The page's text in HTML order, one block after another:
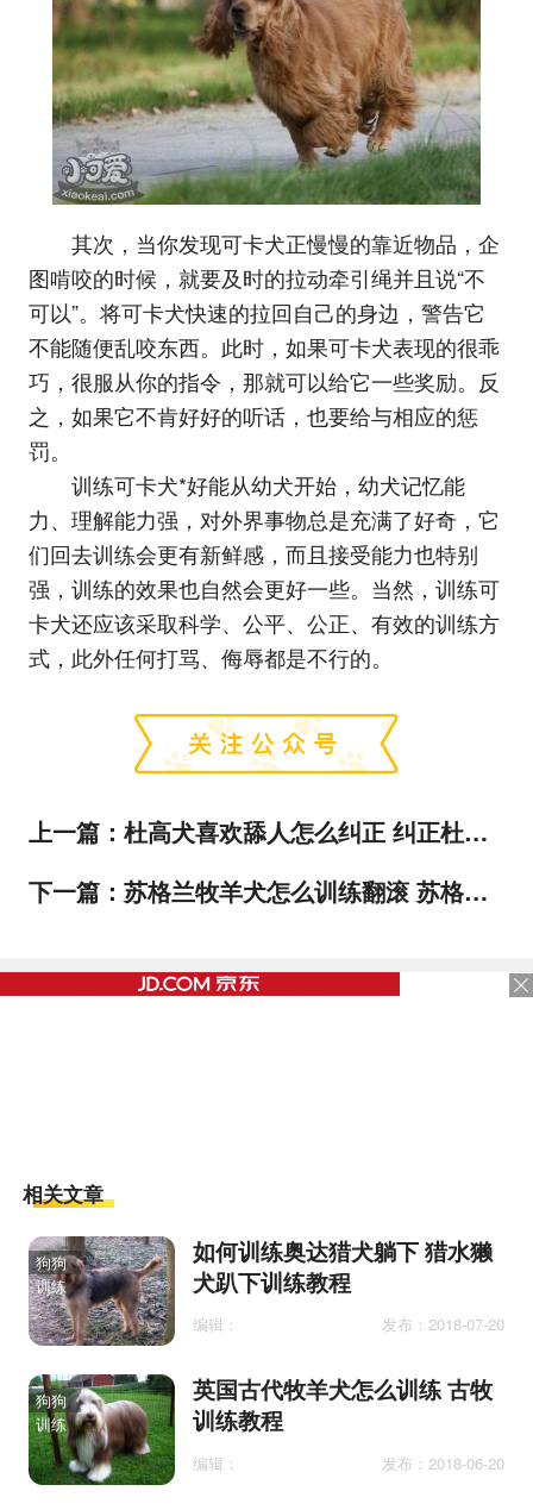
其次，当你发现可卡犬正慢慢的靠近物品，企
图啃咬的时候，就要及时的拉动牵引绳并且说“不
可以”。将可卡犬快速的拉回自己的身边，警告它
不能随便乱咬东西。此时，如果可卡犬表现的很乖
巧，很服从你的指令，那就可以给它一些奖励。反
之，如果它不肯好好的听话，也要给与相应的惩
罚。
训练可卡犬*好能从幼犬开始，幼犬记忆能
力、理解能力强，对外界事物总是充满了好奇，它
们回去训练会更有新鲜感，而且接受能力也特别
强，训练的效果也自然会更好一些。当然，训练可
卡犬还应该采取科学、公平、公正、有效的训练方
式，此外任何打骂、侮辱都是不行的。
上一篇： 杜高犬喜欢舔人怎么纠正 纠正杜高犬舔人行为
下一篇： 苏格兰牧羊犬怎么训练翻滚 苏格兰牧羊犬打滚训练教程
相关文章
狗狗
训练
如何训练奥达猎犬躺下 猎水獭
犬趴下训练教程
编辑： 发布：2018-07-20
狗狗
训练
英国古代牧羊犬怎么训练 古牧
训练教程
编辑： 发布：2018-06-20